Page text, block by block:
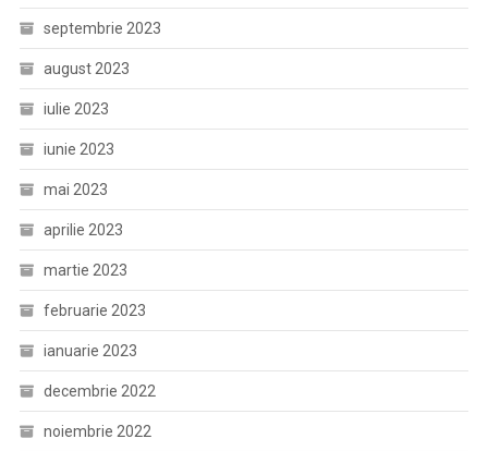
septembrie 2023
august 2023
iulie 2023
iunie 2023
mai 2023
aprilie 2023
martie 2023
februarie 2023
ianuarie 2023
decembrie 2022
noiembrie 2022